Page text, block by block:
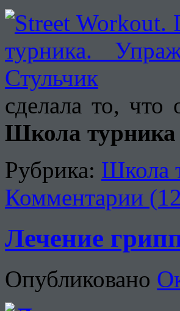
сделала то,
Школа турника
Рубрика: Школа
Комментарии
Лечение
Опубликовано